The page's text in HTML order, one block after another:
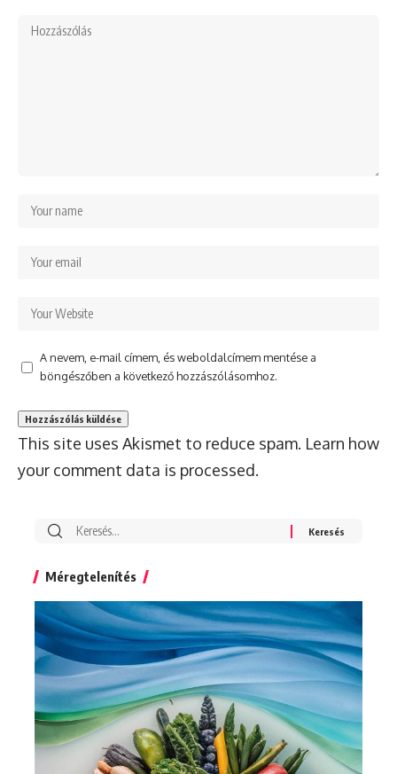
A nevem, e-mail címem, és weboldalcímem mentése a
böngészőben a következő hozzászólásomhoz.
This site uses Akismet to reduce spam. Learn how
your comment data is processed.
Search
Méregtelenítés